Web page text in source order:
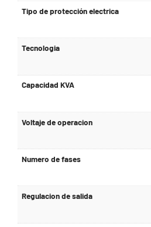
Tipo de protección electrica
Tecnologia
Capacidad KVA
Voltaje de operacion
Numero de fases
Regulacion de salida